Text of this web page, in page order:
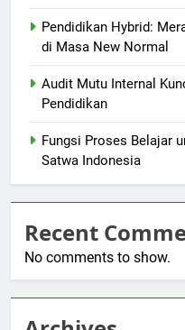
Pendidikan Hybrid:
di Masa New Normal
Audit Mutu Internal
Pendidikan
Fungsi Proses Belajar
Satwa Indonesia
Recent
No comments to show.